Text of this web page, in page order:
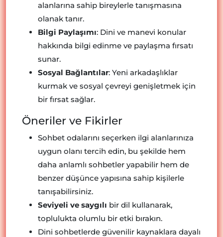
alanlarına sahip bireylerle tanışmasına
olanak tanır.
Bilgi Paylaşımı: Dini ve manevi konular
hakkında bilgi edinme ve paylaşma fırsatı
sunar.
Sosyal Bağlantılar: Yeni arkadaşlıklar
kurmak ve sosyal çevreyi genişletmek için
bir fırsat sağlar.
Öneriler ve Fikirler
Sohbet odalarını seçerken ilgi alanlarınıza
uygun olanı tercih edin, bu şekilde hem
daha anlamlı sohbetler yapabilir hem de
benzer düşünce yapısına sahip kişilerle
tanışabilirsiniz.
Seviyeli ve saygılı bir dil kullanarak,
toplulukta olumlu bir etki bırakın.
Dini sohbetlerde güvenilir kaynaklara dayalı